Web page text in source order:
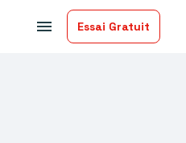
menu Essai Gratuit